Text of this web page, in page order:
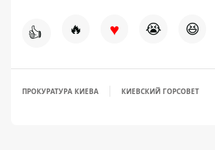
👍 🔥 ♥ 😭 😆
ПРОКУРАТУРА КИЕВА КИЕВСКИЙ ГОРСОВЕТ